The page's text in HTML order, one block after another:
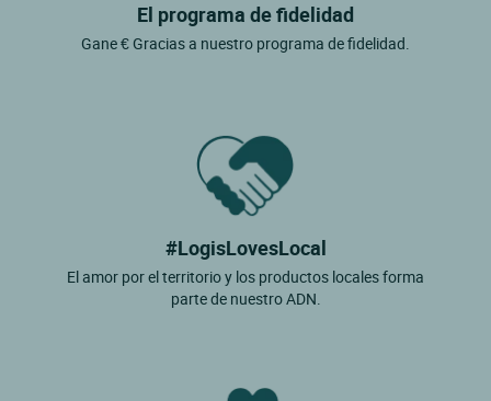
El programa de fidelidad
Gane € Gracias a nuestro programa de fidelidad.
#LogisLovesLocal
El amor por el territorio y los productos locales forma
parte de nuestro ADN.